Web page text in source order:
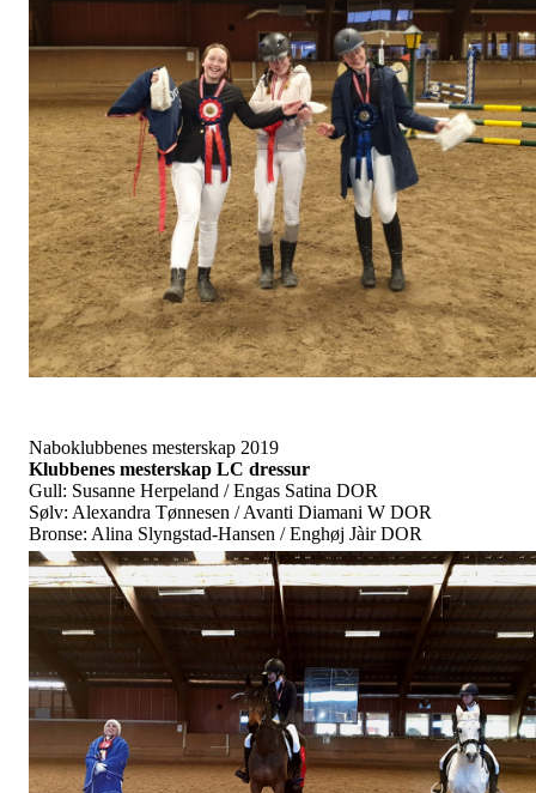
Naboklubbenes mesterskap 2019
Klubbenes mesterskap LC dressur
Gull: Susanne Herpeland / Engas Satina DOR
Sølv: Alexandra Tønnesen / Avanti Diamani W DOR
Bronse: Alina Slyngstad-Hansen / Enghøj Jàir DOR